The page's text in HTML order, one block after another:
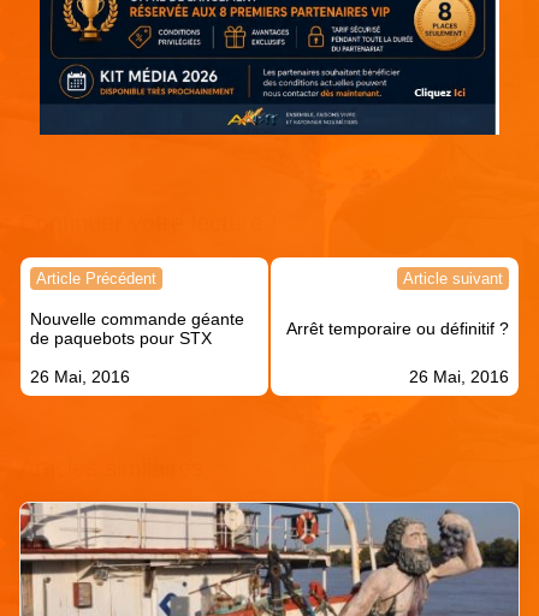
Navigation
l’article
Article Précédent
Nouvelle commande géante
de paquebots pour STX
26 Mai, 2016
Article suivant
Arrêt temporaire ou définitif ?
26 Mai, 2016